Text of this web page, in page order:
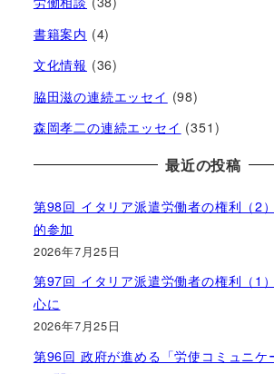
書籍案内 (4)
文化情報 (36)
脇田滋の連続エッセイ (98)
森岡孝二の連続エッセイ (351)
最近の投稿
第98回 イタリア派遣労働者の権利（2
的参加
2026年7月25日
第97回 イタリア派遣労働者の権利（1
心に
2026年7月25日
第96回 政府が進める「労使コミュニケ